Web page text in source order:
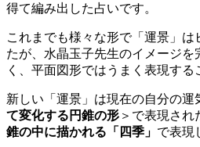
得て編み出した占いです。
これまでも様々な形で「運景」は
たが、水晶玉子先生のイメージを
く、平面図形ではうまく表現する
新しい「運景」は現在の自分の運
て変化する円錐の形 ＞で表現され
錐の中に描かれる「四季」 で表現